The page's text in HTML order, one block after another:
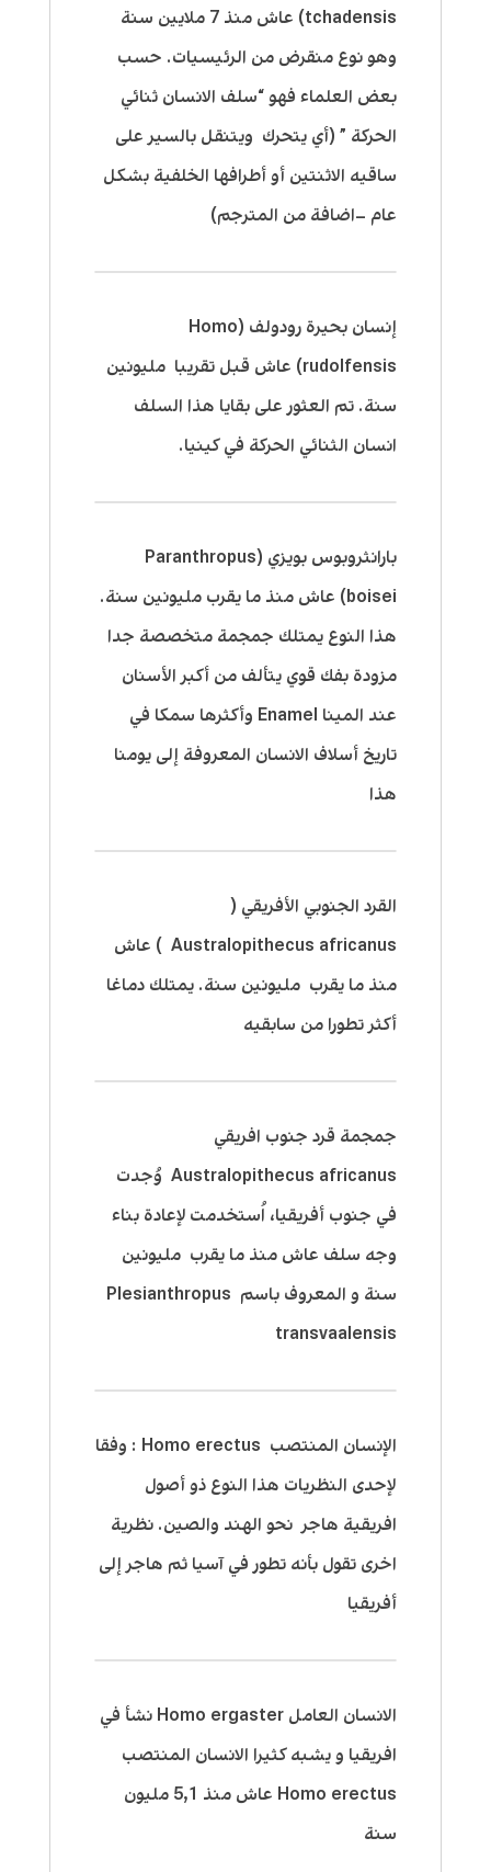
tchadensis) عاش منذ 7 ملايين سنة
وهو نوع منقرض من الرئيسيات. حسب
بعض العلماء فهو “سلف الانسان ثنائي
الحركة ” (أي يتحرك ويتنقل بالسير على
ساقيه الاثنتين أو أطرافها الخلفية بشكل
عام –اضافة من المترجم)
إنسان بحيرة رودولف (Homo
rudolfensis) عاش قبل تقريبا مليونين
سنة. تم العثور على بقايا هذا السلف
انسان الثنائي الحركة في كينيا.
بارانثروبوس بويزي (Paranthropus
boisei) عاش منذ ما يقرب مليونين سنة.
هذا النوع يمتلك جمجمة متخصصة جدا
مزودة بفك قوي يتألف من أكبر الأسنان
عند المينا Enamel وأكثرها سمكا في
تاريخ أسلاف الانسان المعروفة إلى يومنا
هذا
القرد الجنوبي الأفريقي (
Australopithecus africanus ) عاش
منذ ما يقرب مليونين سنة. يمتلك دماغا
أكثر تطورا من سابقيه
جمجمة قرد جنوب افريقي
Australopithecus africanus وُجدت
في جنوب أفريقيا، اُستخدمت لإعادة بناء
وجه سلف عاش منذ ما يقرب مليونين
سنة و المعروف باسم Plesianthropus
transvaalensis
الإنسان المنتصب Homo erectus : وفقا
لإحدى النظريات هذا النوع ذو أصول
افريقية هاجر نحو الهند والصين. نظرية
اخرى تقول بأنه تطور في آسيا ثم هاجر إلى
أفريقيا
الانسان العامل Homo ergaster نشأ في
افريقيا و يشبه كثيرا الانسان المنتصب
Homo erectus عاش منذ 5,1 مليون
سنة